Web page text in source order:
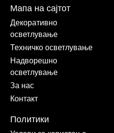
Мапа на сајтот
Декоративно
осветлување
Техничко осветлување
Надворешно
осветлување
За нас
Контакт
Политики